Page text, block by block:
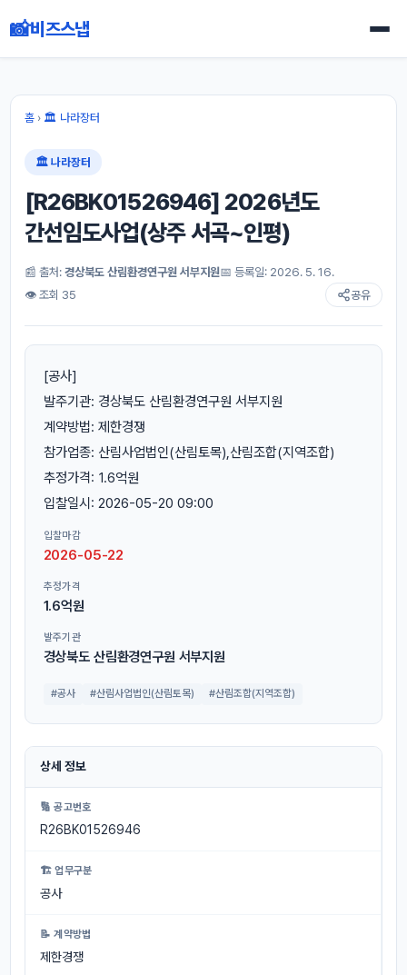
📸비즈스냅
홈› 🏛 나라장터
🏛 나라장터
[R26BK01526946] 2026년도
간선임도사업(상주 서곡~인평)
📰 출처: 경상북도 산림환경연구원 서부지원📅 등록일: 2026. 5. 16.
👁 조회 35
공유
[공사]
발주기관: 경상북도 산림환경연구원 서부지원
계약방법: 제한경쟁
참가업종: 산림사업법인(산림토목),산림조합(지역조합)
추정가격: 1.6억원
입찰일시: 2026-05-20 09:00
입찰마감
2026-05-22
추정가격
1.6억원
발주기관
경상북도 산림환경연구원 서부지원
#공사 #산림사업법인(산림토목) #산림조합(지역조합)
상세 정보
🔢 공고번호
R26BK01526946
🏗 업무구분
공사
📝 계약방법
제한경쟁